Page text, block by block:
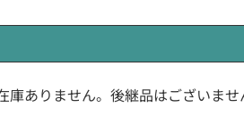
ありません。後継品はございま